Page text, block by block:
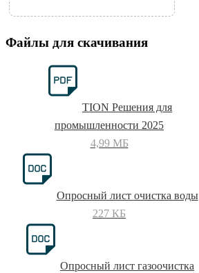
Файлы для скачивания
TION Решения для
промышленности 2025
4,99 МБ
Опросный лист очистка воды
227 КБ
Опросный лист газоочистка